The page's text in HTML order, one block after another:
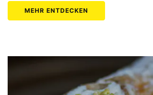
MEHR ENTDECKEN